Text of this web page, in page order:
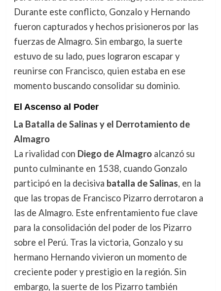
Durante este conflicto, Gonzalo y Hernando
fueron capturados y hechos prisioneros por las
fuerzas de Almagro. Sin embargo, la suerte
estuvo de su lado, pues lograron escapar y
reunirse con Francisco, quien estaba en ese
momento buscando consolidar su dominio.
El Ascenso al Poder
La Batalla de Salinas y el Derrotamiento de
Almagro
La rivalidad con Diego de Almagroalcanzó su
punto culminante en 1538, cuando Gonzalo
participó en la decisiva batalla de Salinas, en la
que las tropas de Francisco Pizarro derrotaron a
las de Almagro. Este enfrentamiento fue clave
para la consolidación del poder de los Pizarro
sobre el Perú. Tras la victoria, Gonzalo y su
hermano Hernando vivieron un momento de
creciente poder y prestigio en la región. Sin
embargo, la suerte de los Pizarro también